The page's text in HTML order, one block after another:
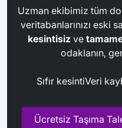
Uzman ekibimiz tüm
veritabanlarınızı eski
kesintisizve
odaklanın,
Sıfır kesintiVeri
Ücretsiz Taşıma